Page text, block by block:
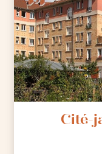
Cité-